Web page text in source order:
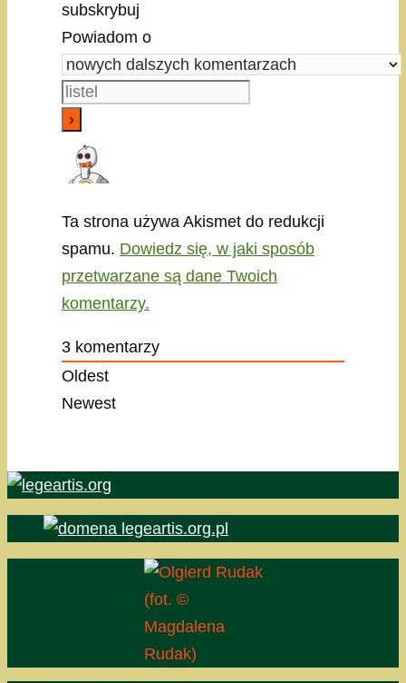
subskrybuj
Powiadom o
Ta strona używa Akismet do redukcji
spamu. Dowiedz się, w jaki sposób
przetwarzane są dane Twoich
komentarzy.
3 komentarzy
Oldest
Newest
(fot. ©
Magdalena
Rudak)